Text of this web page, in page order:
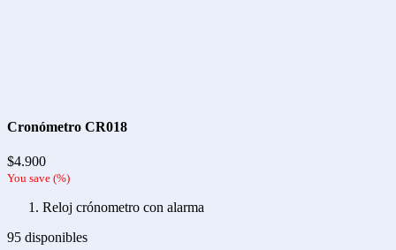
Cronómetro CR018
$4.900
You save (%)
Reloj crónometro con alarma
95 disponibles